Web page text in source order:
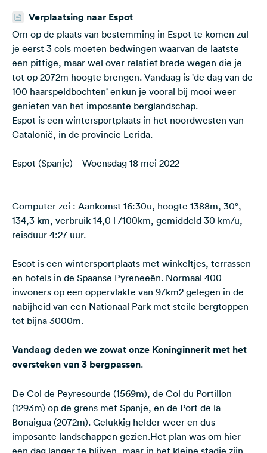
Verplaatsing naar Espot
Om op de plaats van bestemming in Espot te komen zul
je eerst 3 cols moeten bedwingen waarvan de laatste
een pittige, maar wel over relatief brede wegen die je
tot op 2072m hoogte brengen. Vandaag is 'de dag van de
100 haarspeldbochten' enkun je vooral bij mooi weer
genieten van het imposante berglandschap.
Espot is een wintersportplaats in het noordwesten van
Catalonië, in de provincie Lerida.
Espot (Spanje) – Woensdag 18 mei 2022
Computer zei : Aankomst 16:30u, hoogte 1388m, 30°,
134,3 km, verbruik 14,0 l /100km, gemiddeld 30 km/u,
reisduur 4:27 uur.
Escot is een wintersportplaats met winkeltjes, terrassen
en hotels in de Spaanse Pyreneeën. Normaal 400
inwoners op een oppervlakte van 97km2 gelegen in de
nabijheid van een Nationaal Park met steile bergtoppen
tot bijna 3000m.
Vandaag deden we zowat onze Koninginnerit met het
oversteken van 3 bergpassen.
De Col de Peyresourde (1569m), de Col du Portillon
(1293m) op de grens met Spanje, en de Port de la
Bonaigua (2072m). Gelukkig helder weer en dus
imposante landschappen gezien.Het plan was om hier
een dag langer te blijven, maar in het kleine stadje zijn